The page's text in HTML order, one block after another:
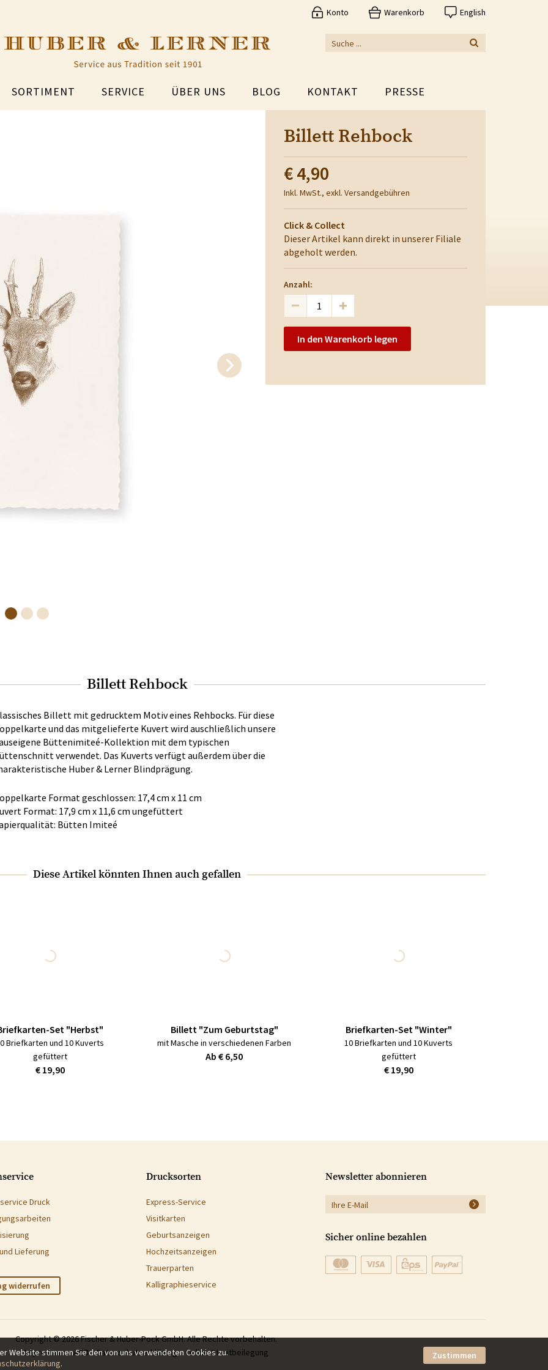
Konto Warenkorb English
SORTIMENT SERVICE ÜBER UNS BLOG KONTAKT PRESSE
Billett Rehbock
€ 4,90
Inkl. MwSt., exkl. Versandgebühren
Click & Collect
Dieser Artikel kann direkt in unserer Filiale
abgeholt werden.
Anzahl:
In den Warenkorb legen
Billett Rehbock
Billett mit gedrucktem Motiv eines Rehbocks. Für diese
und das mitgelieferte Kuvert wird auschließlich unsere
Büttenimiteé-Kollektion mit dem typischen
verwendet. Das Kuverts verfügt außerdem über die
Huber & Lerner Blindprägung.
Format geschlossen: 17,4 cm x 11 cm
Format: 17,9 cm x 11,6 cm ungefüttert
Bütten Imiteé
Diese Artikel könnten Ihnen auch gefallen
Set "Herbst"
Briefkarten und 10 Kuverts
gefüttert
€ 19,90
Billett "Zum Geburtstag"
mit Masche in verschiedenen Farben
Ab € 6,50
Briefkarten-Set "Winter"
10 Briefkarten und 10 Kuverts
gefüttert
€ 19,90
Druck
Lieferung
widerrufen
Drucksorten
Express-Service
Visitkarten
Geburtsanzeigen
Hochzeitsanzeigen
Trauerparten
Kalligraphieservice
Newsletter abonnieren
Sicher online bezahlen
Copyright © 2026 Fischer & Huber-Pock GmbH. Alle Rechte vorbehalten.
Impressum
AGB Datenschutzerklärung Online-Streitbeilegung
Website stimmen Sie den von uns verwendeten Cookies zu.
.
Zustimmen